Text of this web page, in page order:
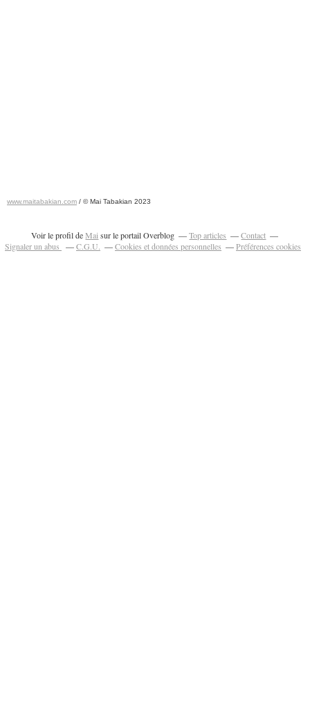
www.maitabakian.com / © Mai Tabakian 2023
Voir le profil deMaisur le portail Overblog Top articles
Contact
Signaler un abus
C.G.U. Cookies et données personnelles Préférences cookies